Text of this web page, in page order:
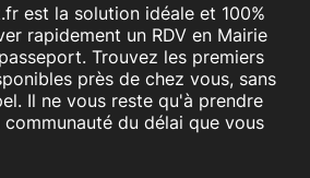
est la solution idéale et 100%
rapidement un RDV en Mairie
Trouvez les premiers
près de chez vous, sans
Il ne vous reste qu'à prendre
du délai que vous